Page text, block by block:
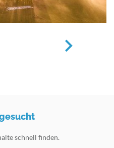
schnell finden.